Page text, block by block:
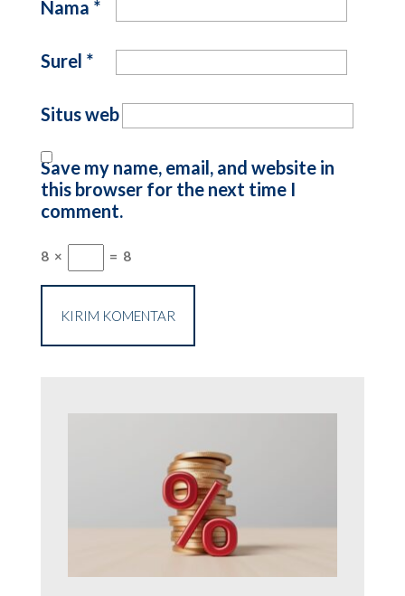
Nama *
Surel *
Situs web
Save my name, email, and website in
this browser for the next time I
comment.
8 × = 8